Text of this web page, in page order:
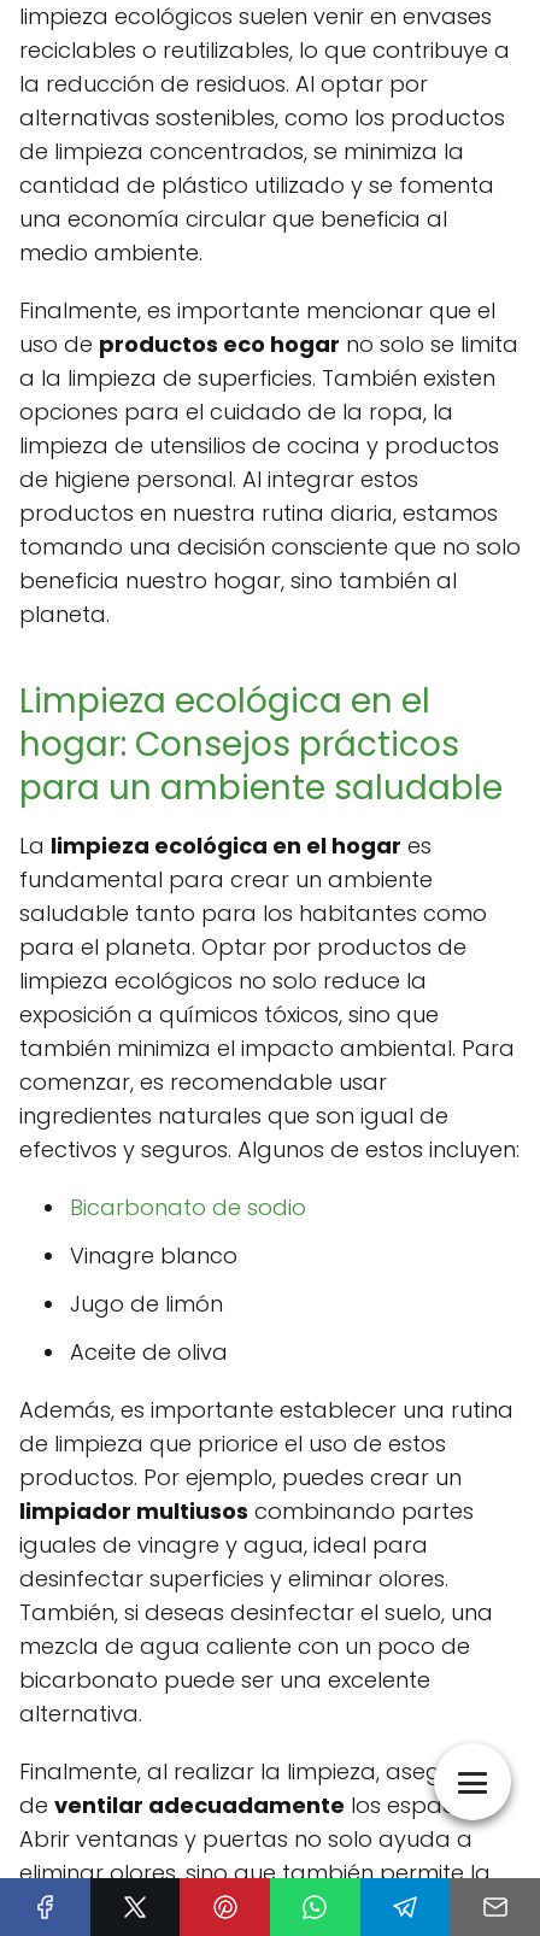
limpieza ecológicos suelen venir en envases
reciclables o reutilizables, lo que contribuye a
la reducción de residuos. Al optar por
alternativas sostenibles, como los productos
de limpieza concentrados, se minimiza la
cantidad de plástico utilizado y se fomenta
una economía circular que beneficia al
medio ambiente.
Finalmente, es importante mencionar que el
uso de productos eco hogar no solo se limita
a la limpieza de superficies. También existen
opciones para el cuidado de la ropa, la
limpieza de utensilios de cocina y productos
de higiene personal. Al integrar estos
productos en nuestra rutina diaria, estamos
tomando una decisión consciente que no solo
beneficia nuestro hogar, sino también al
planeta.
Limpieza ecológica en el
hogar: Consejos prácticos
para un ambiente saludable
La limpieza ecológica en el hogar es
fundamental para crear un ambiente
saludable tanto para los habitantes como
para el planeta. Optar por productos de
limpieza ecológicos no solo reduce la
exposición a químicos tóxicos, sino que
también minimiza el impacto ambiental. Para
comenzar, es recomendable usar
ingredientes naturales que son igual de
efectivos y seguros. Algunos de estos incluyen:
Bicarbonato de sodio
Vinagre blanco
Jugo de limón
Aceite de oliva
Además, es importante establecer una rutina
de limpieza que priorice el uso de estos
productos. Por ejemplo, puedes crear un
limpiador multiusos combinando partes
iguales de vinagre y agua, ideal para
desinfectar superficies y eliminar olores.
También, si deseas desinfectar el suelo, una
mezcla de agua caliente con un poco de
bicarbonato puede ser una excelente
alternativa.
Finalmente, al realizar la limpieza, asegúrate
de ventilar adecuadamente los espacios.
Abrir ventanas y puertas no solo ayuda a
eliminar olores, sino que también permite la
entrada de aire fresco, crucial para